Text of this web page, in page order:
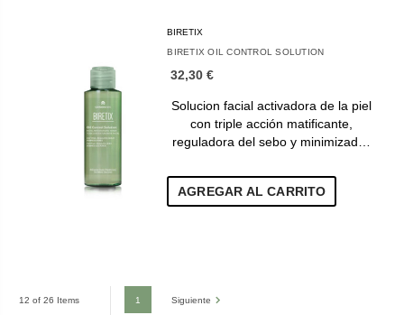
BIRETIX
BIRETIX OIL CONTROL SOLUTION
32,30 €
Solucion facial activadora de la piel
con triple acción matificante,
reguladora del sebo y minimizad…
AGREGAR AL CARRITO
12 of 26 Items 1 Siguiente